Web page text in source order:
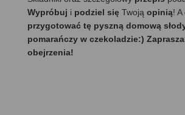
Wypróbuj i podziel się Twoją opinią! A
przygotować tę pyszną domową
pomarańczy w czekoladzie:)
obejrzenia!